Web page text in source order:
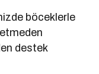
böceklerle
destek